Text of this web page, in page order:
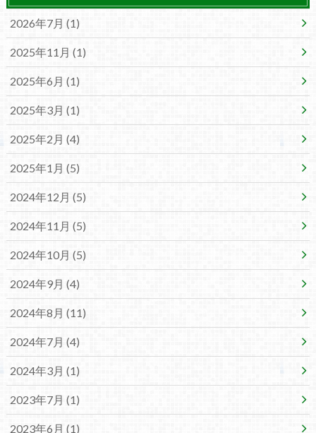
2026年7月 (1)
2025年11月 (1)
2025年6月 (1)
2025年3月 (1)
2025年2月 (4)
2025年1月 (5)
2024年12月 (5)
2024年11月 (5)
2024年10月 (5)
2024年9月 (4)
2024年8月 (11)
2024年7月 (4)
2024年3月 (1)
2023年7月 (1)
2023年6月 (1)